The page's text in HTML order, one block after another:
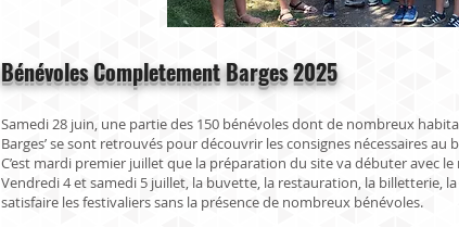
Bénévoles Completement Barges 2025
Samedi 28 juin, une partie des 150 bénévoles dont de nombreux
Barges’ se sont retrouvés pour découvrir les consignes nécessaires au
C’est mardi premier juillet que la préparation du site va débuter avec
Vendredi 4 et samedi 5 juillet, la buvette, la restauration, la billetterie,
satisfaire les festivaliers sans la présence de nombreux bénévoles.